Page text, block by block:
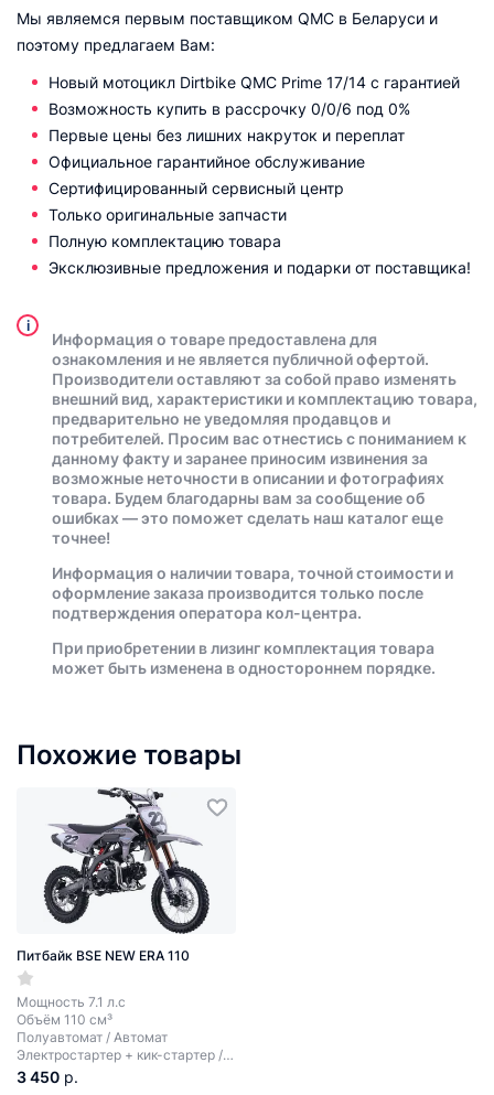
Мы являемся первым поставщиком QMC в Беларуси и
поэтому предлагаем Вам:
Новый мотоцикл Dirtbike QMC Prime 17/14 с гарантией
Возможность купить в рассрочку 0/0/6 под 0%
Первые цены без лишних накруток и переплат
Официальное гарантийное обслуживание
Сертифицированный сервисный центр
Только оригинальные запчасти
Полную комплектацию товара
Эксклюзивные предложения и подарки от поставщика!
i
Информация о товаре предоставлена для
ознакомления и не является публичной офертой.
Производители оставляют за собой право изменять
внешний вид, характеристики и комплектацию товара,
предварительно не уведомляя продавцов и
потребителей. Просим вас отнестись с пониманием к
данному факту и заранее приносим извинения за
возможные неточности в описании и фотографиях
товара. Будем благодарны вам за сообщение об
ошибках — это поможет сделать наш каталог еще
точнее!
Информация о наличии товара, точной стоимости и
оформление заказа производится только после
подтверждения оператора кол-центра.
При приобретении в лизинг комплектация товара
может быть изменена в одностороннем порядке.
Похожие товары
Питбайк BSE NEW ERA 110
Мощность 7.1 л.с
Объём 110 см³
Полуавтомат / Автомат
Электростартер + кик-стартер /
Электростартер
3 450 р.